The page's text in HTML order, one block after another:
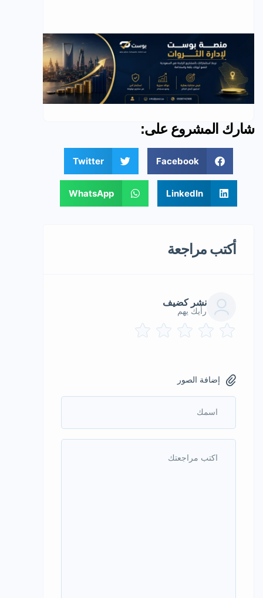
شارك المشروع على:
Facebook
Twitter
LinkedIn
WhatsApp
أكتب مراجعة
نشر كضيف
رأيك يهم
إضافة الصور